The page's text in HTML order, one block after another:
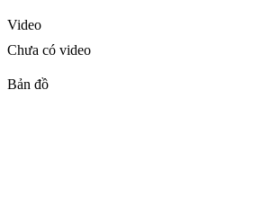
Video
Chưa có video
Bản đồ